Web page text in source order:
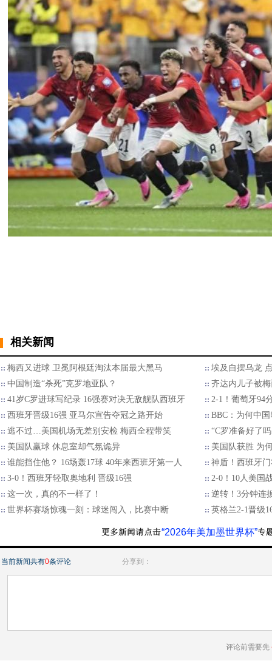
相关新闻
梅西又进球 卫冕阿根廷淘汰本届最大黑马
埃及自摆乌龙
中国制造“杀死”克罗地亚队？
齐达内儿子被
41岁C罗进球写纪录 16强赛对决无敌舰队西班牙
2-1！葡萄牙94
西班牙晋级16强 亚马尔宣告夺冠之路开始
BBC：为何中
逃不过…美国机场无差别安检 梅西全程带笑
“C罗准备好了
美国队赢球 休息室却气氛诡异
美国队获胜 为
谁能挡住他？ 16场轰17球 40年来西班牙第一人
神盾！西班牙
3-0！西班牙轻取奥地利 晋级16强
2-0！10人美国
这一次，真的不一样了！
逆转！3分钟连
世界杯赛场惊魂一刻：球迷闯入，比赛中断
英格兰2-1晋级
“2026年美加墨世界杯”
当前新闻共有0条评论 分享到：
评论前需要先